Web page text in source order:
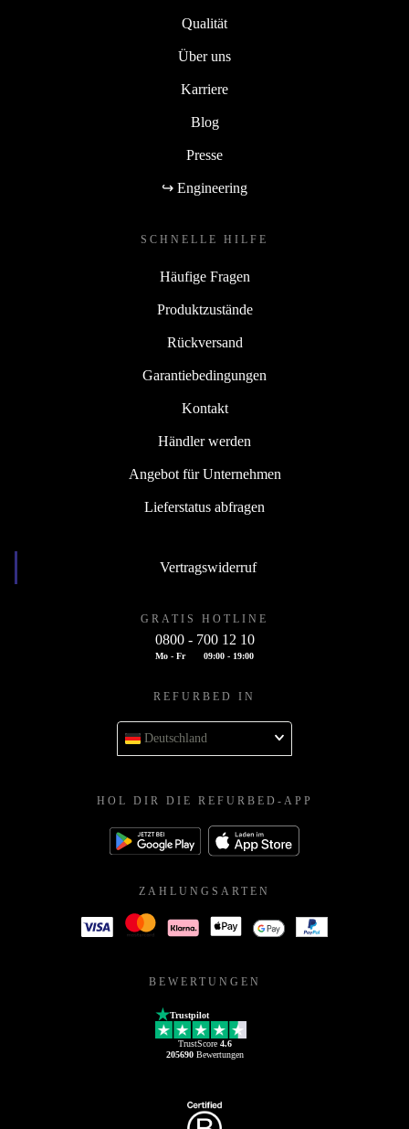
Qualität
Über uns
Karriere
Blog
Presse
↪ Engineering
SCHNELLE HILFE
Häufige Fragen
Produktzustände
Rückversand
Garantiebedingungen
Kontakt
Händler werden
Angebot für Unternehmen
Lieferstatus abfragen
Vertragswiderruf
GRATIS HOTLINE
0800 - 700 12 10
Mo - Fr 09:00 - 19:00
REFURBED IN
Deutschland
HOL DIR DIE REFURBED-APP
ZAHLUNGSARTEN
BEWERTUNGEN
Trustpilot
TrustScore 4.6
205690Bewertungen